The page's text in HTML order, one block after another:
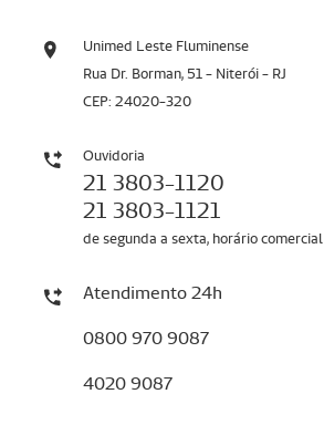
Unimed Leste Fluminense
Rua Dr. Borman, 51 - Niterói - RJ
CEP: 24020-320
Ouvidoria
21 3803-1120
21 3803-1121
de segunda a sexta, horário comercial
Atendimento 24h
0800 970 9087
4020 9087